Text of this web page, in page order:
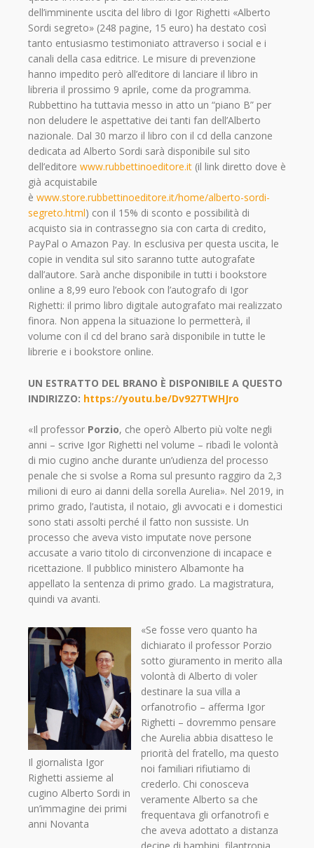
dell’imminente uscita del libro di Igor Righetti «Alberto
Sordi segreto» (248 pagine, 15 euro) ha destato così
tanto entusiasmo testimoniato attraverso i social e i
canali della casa editrice. Le misure di prevenzione
hanno impedito però all’editore di lanciare il libro in
libreria il prossimo 9 aprile, come da programma.
Rubbettino ha tuttavia messo in atto un “piano B” per
non deludere le aspettative dei tanti fan dell’Alberto
nazionale. Dal 30 marzo il libro con il cd della canzone
dedicata ad Alberto Sordi sarà disponibile sul sito
dell’editore www.rubbettinoeditore.it (il link diretto dove è
già acquistabile
è www.store.rubbettinoeditore.it/home/alberto-sordi-
segreto.html) con il 15% di sconto e possibilità di
acquisto sia in contrassegno sia con carta di credito,
PayPal o Amazon Pay. In esclusiva per questa uscita, le
copie in vendita sul sito saranno tutte autografate
dall’autore. Sarà anche disponibile in tutti i bookstore
online a 8,99 euro l’ebook con l’autografo di Igor
Righetti: il primo libro digitale autografato mai realizzato
finora. Non appena la situazione lo permetterà, il
volume con il cd del brano sarà disponibile in tutte le
librerie e i bookstore online.
UN ESTRATTO DEL BRANO È DISPONIBILE A QUESTO
INDIRIZZO: https://youtu.be/Dv927TWHJro
«Il professor Porzio, che operò Alberto più volte negli
anni – scrive Igor Righetti nel volume – ribadì le volontà
di mio cugino anche durante un’udienza del processo
penale che si svolse a Roma sul presunto raggiro da 2,3
milioni di euro ai danni della sorella Aurelia». Nel 2019, in
primo grado, l’autista, il notaio, gli avvocati e i domestici
sono stati assolti perché il fatto non sussiste. Un
processo che aveva visto imputate nove persone
accusate a vario titolo di circonvenzione di incapace e
ricettazione. Il pubblico ministero Albamonte ha
appellato la sentenza di primo grado. La magistratura,
quindi va avanti.
Il giornalista Igor
Righetti assieme al
cugino Alberto Sordi in
un’immagine dei primi
anni Novanta
«Se fosse vero quanto ha
dichiarato il professor Porzio
sotto giuramento in merito alla
volontà di Alberto di voler
destinare la sua villa a
orfanotrofio – afferma Igor
Righetti – dovremmo pensare
che Aurelia abbia disatteso le
priorità del fratello, ma questo
noi familiari rifiutiamo di
crederlo. Chi conosceva
veramente Alberto sa che
frequentava gli orfanotrofi e
che aveva adottato a distanza